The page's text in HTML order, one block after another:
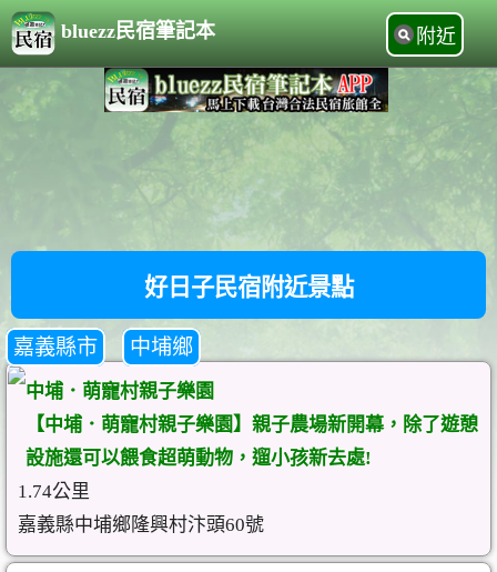
bluezz民宿筆記本 附近
好日子民宿附近景點
嘉義縣市 中埔鄉
中埔．萌寵村親子樂園
【中埔．萌寵村親子樂園】親子農場新開幕，除了遊憩
設施還可以餵食超萌動物，遛小孩新去處!
1.74公里
嘉義縣中埔鄉隆興村汴頭60號